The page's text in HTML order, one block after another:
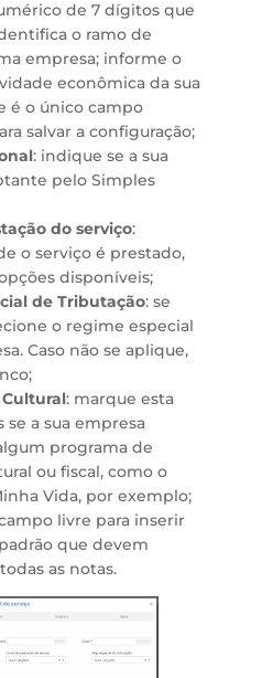
de 7 dígitos que
o ramo de
empresa; informe o
econômica da sua
é o único campo
salvar a configuração;
: indique se a sua
pelo Simples
do serviço:
o serviço é prestado,
disponíveis;
de Tributação: se
o regime especial
Caso não se aplique,
: marque esta
se a sua empresa
programa de
ou fiscal, como o
Vida, por exemplo;
livre para inserir
que devem
as notas.